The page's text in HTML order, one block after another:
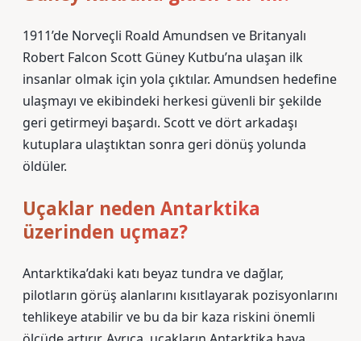
1911’de Norveçli Roald Amundsen ve Britanyalı
Robert Falcon Scott Güney Kutbu’na ulaşan ilk
insanlar olmak için yola çıktılar. Amundsen hedefine
ulaşmayı ve ekibindeki herkesi güvenli bir şekilde
geri getirmeyi başardı. Scott ve dört arkadaşı
kutuplara ulaştıktan sonra geri dönüş yolunda
öldüler.
Uçaklar neden Antarktika
üzerinden uçmaz?
Antarktika’daki katı beyaz tundra ve dağlar,
pilotların görüş alanlarını kısıtlayarak pozisyonlarını
tehlikeye atabilir ve bu da bir kaza riskini önemli